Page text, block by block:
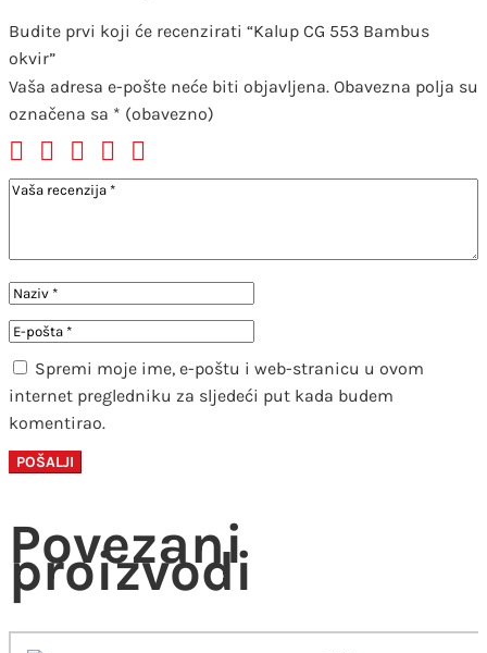
Budite prvi koji će recenzirati “Kalup CG 553 Bambus
okvir”
Vaša adresa e-pošte neće biti objavljena. Obavezna polja su
označena sa * (obavezno)
Spremi moje ime, e-poštu i web-stranicu u ovom
internet pregledniku za sljedeći put kada budem
komentirao.
Povezani
proizvodi